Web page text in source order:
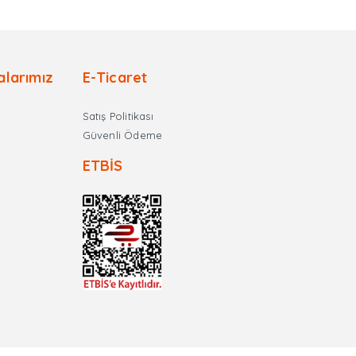
E-Ticaret
Satış Politikası
Güvenli Ödeme
ETBİS